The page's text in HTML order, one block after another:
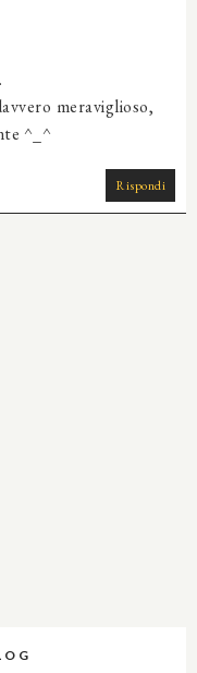
meraviglioso,
^_^
Rispondi